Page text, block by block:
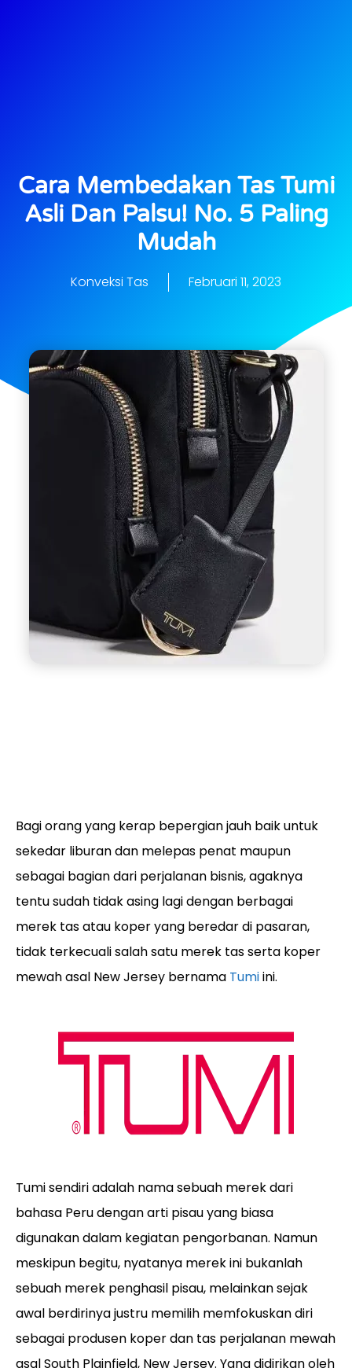
Cara Membedakan Tas Tumi
Asli Dan Palsu! No. 5 Paling
Mudah
Konveksi Tas Februari 11, 2023
Bagi orang yang kerap bepergian jauh baik untuk
sekedar liburan dan melepas penat maupun
sebagai bagian dari perjalanan bisnis, agaknya
tentu sudah tidak asing lagi dengan berbagai
merek tas atau koper yang beredar di pasaran,
tidak terkecuali salah satu merek tas serta koper
mewah asal New Jersey bernama Tumiini.
Tumi sendiri adalah nama sebuah merek dari
bahasa Peru dengan arti pisau yang biasa
digunakan dalam kegiatan pengorbanan. Namun
meskipun begitu, nyatanya merek ini bukanlah
sebuah merek penghasil pisau, melainkan sejak
awal berdirinya justru memilih memfokuskan diri
sebagai produsen koper dan tas perjalanan mewah
asal South Plainfield, New Jersey. Yang didirikan oleh